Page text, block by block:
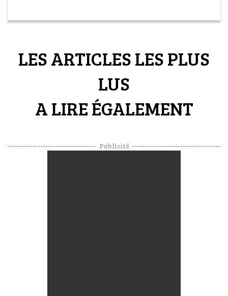
LES ARTICLES LES PLUS
LUS
A LIRE ÉGALEMENT
Publicité